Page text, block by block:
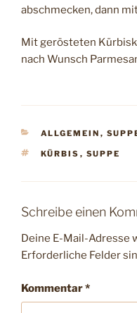
abschmecken, dann
Mit gerösteten
nach Wunsch
KATEGORIEN
ALLGEMEIN ,
SCHLAGWÖRTER
KÜRBIS , SUPPE
Schreibe einen
Deine E-Mail-
Erforderliche Felder
Kommentar*